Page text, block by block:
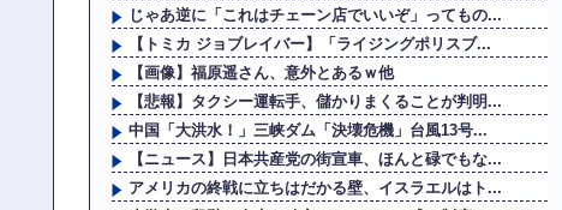
じゃあ逆に「これはチェーン店でいいぞ」ってもの...
【トミカ ジョブレイバー】「ライジングポリスブ...
【画像】福原遥さん、意外とあるｗ他
【悲報】タクシー運転手、儲かりまくることが判明...
中国「大洪水！」三峡ダム「決壊危機」台風13号...
【ニュース】日本共産党の街宣車、ほんと碌でもな...
アメリカの終戦に立ちはだかる壁、イスラエルはト...